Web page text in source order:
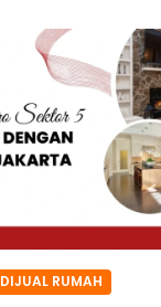
DIJUAL RUMAH